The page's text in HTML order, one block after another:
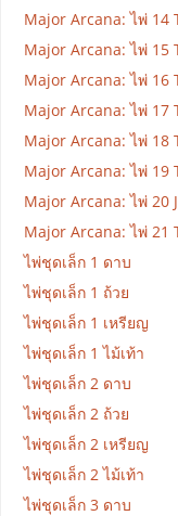
Major Arcana: ไพ่ 14
Major Arcana: ไพ่ 15
Major Arcana: ไพ่ 16
Major Arcana: ไพ่ 17
Major Arcana: ไพ่ 18
Major Arcana: ไพ่ 19
Major Arcana: ไพ่ 20
Major Arcana: ไพ่ 21
ไพ่ชุดเล็ก 1 ดาบ
ไพ่ชุดเล็ก 1 ถ้วย
ไพ่ชุดเล็ก 1 เหรียญ
ไพ่ชุดเล็ก 1 ไม้เท้า
ไพ่ชุดเล็ก 2 ดาบ
ไพ่ชุดเล็ก 2 ถ้วย
ไพ่ชุดเล็ก 2 เหรียญ
ไพ่ชุดเล็ก 2 ไม้เท้า
ไพ่ชุดเล็ก 3 ดาบ